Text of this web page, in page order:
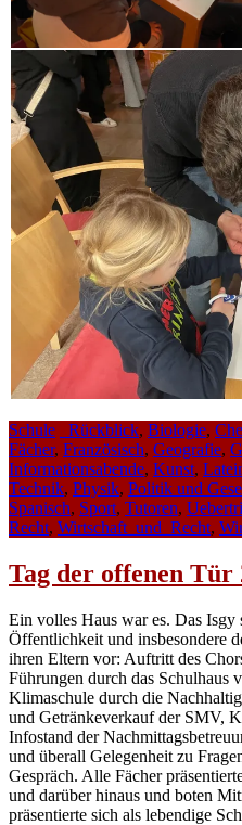
Schule _Rückblick, Biologie,
Fächer, Französisch, Geografie,
Informationsabende, Kunst,
Technik, Physik, Politik und
Spanisch, Sport, Tutoren,
Recht, Wirtschaft_und_Recht,
Tag der offenen Tür
Ein volles Haus war es. Das Isgy
Öffentlichkeit und insbesondere
ihren Eltern vor: Auftritt des
Führungen durch das Schulhaus
Klimaschule durch die
und Getränkeverkauf der SMV,
Infostand der
und überall Gelegenheit zu
Gespräch. Alle Fächer
und darüber hinaus und boten
präsentierte sich als lebendige